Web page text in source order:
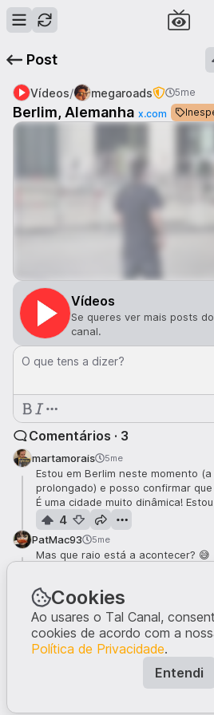
Post
Vídeos/ megaroads 5me
Berlim, Alemanha x.com
Vídeos
Se queres ver mais posts
canal.
O que tens a dizer?
Comentários · 3
martamorais 5me
Estou em Berlim neste momento
prolongado) e posso confirmar
É uma cidade muito dinâmica!
4
PatMac93 5me
Mas que raio está a acontecer? 😅
wolftuga 5me
UAU! É preciso rever o vídeo 20
todas as cenas, isso foi quando,
terminar o confinamento ou
2
Cookies
Ao usares o Tal Canal,
cookies de acordo com a
Política de Privacidade.
Entendi